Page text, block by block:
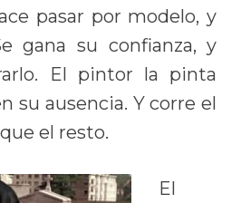
pasar por modelo, y
gana su confianza, y
El pintor la pinta
su ausencia. Y corre el
el resto.
El